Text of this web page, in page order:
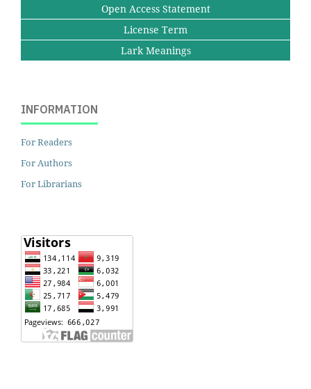
Open Access Statement
License Term
Lark Meanings
INFORMATION
For Readers
For Authors
For Librarians